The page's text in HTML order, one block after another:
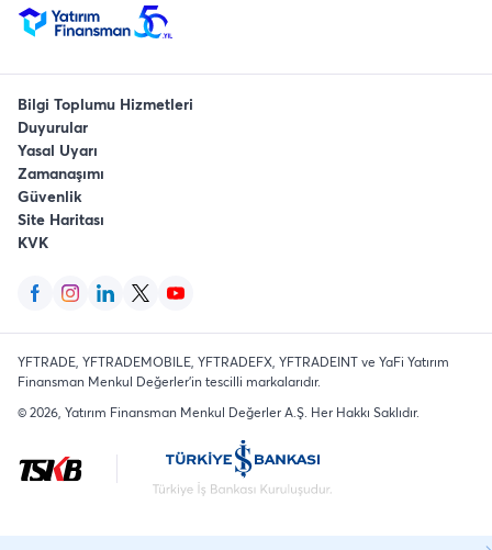
Bilgi Toplumu Hizmetleri
Duyurular
Yasal Uyarı
Zamanaşımı
Güvenlik
Site Haritası
KVK
YFTRADE, YFTRADEMOBILE, YFTRADEFX, YFTRADEINT ve YaFi Yatırım
Finansman Menkul Değerler'in tescilli markalarıdır.
©2026 , Yatırım Finansman Menkul Değerler A.Ş. Her Hakkı Saklıdır.